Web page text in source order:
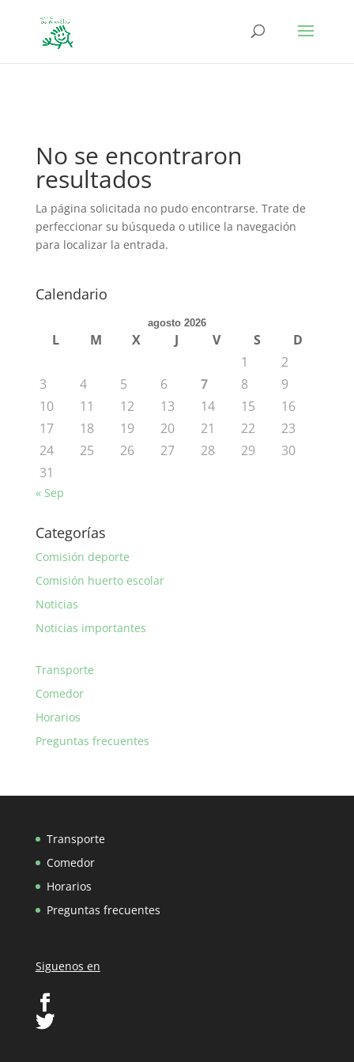
No se encontraron
resultados
La página solicitada no pudo encontrarse. Trate de
perfeccionar su búsqueda o utilice la navegación
para localizar la entrada.
Calendario
agosto 2026
L M X J V S
D
1
2
3
4 5 6 7 8
9
10
11 12 13 14 15
16
17
18 19 20 21 22
23
24
25 26 27 28 29
30
31
« Sep
Categorías
Comisión deporte
Comisión huerto escolar
Noticias
Noticias importantes
Transporte
Comedor
Horarios
Preguntas frecuentes
Transporte
Comedor
Horarios
Preguntas frecuentes
Siguenos en